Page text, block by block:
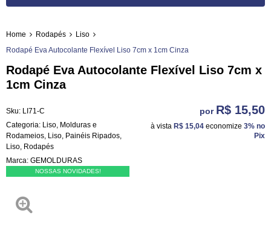
Home Rodapés
Liso
Rodapé Eva Autocolante Flexível Liso 7cm x 1cm Cinza
Rodapé Eva Autocolante Flexível Liso 7cm x
1cm Cinza
Sku: LI71-C
Categoria: Liso Molduras e
Rodameios Liso Painéis Ripados
Liso Rodapés
Marca: GEMOLDURAS
NOSSAS NOVIDADES!
por R$ 15,50
à vista R$ 15,04 economize 3% no
Pix